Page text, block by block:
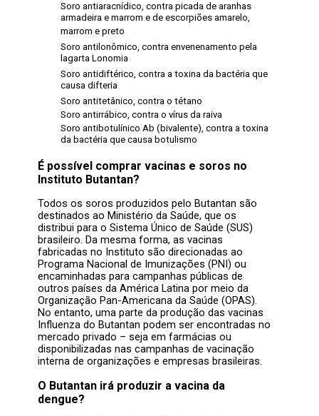
Soro antiaracnídico, contra picada de aranhas
armadeira e marrom e de escorpiões amarelo,
marrom e preto
Soro antilonômico, contra envenenamento pela
lagarta Lonomia
Soro antidiftérico, contra a toxina da bactéria que
causa difteria
Soro antitetânico, contra o tétano
Soro antirrábico, contra o vírus da raiva
Soro antibotulínico Ab (bivalente), contra a toxina
da bactéria que causa botulismo
É possível comprar vacinas e soros no
Instituto Butantan?
Todos os soros produzidos pelo Butantan são
destinados ao Ministério da Saúde, que os
distribui para o Sistema Único de Saúde (SUS)
brasileiro. Da mesma forma, as vacinas
fabricadas no Instituto são direcionadas ao
Programa Nacional de Imunizações (PNI) ou
encaminhadas para campanhas públicas de
outros países da América Latina por meio da
Organização Pan-Americana da Saúde (OPAS).
No entanto, uma parte da produção das vacinas
Influenza do Butantan podem ser encontradas no
mercado privado – seja em farmácias ou
disponibilizadas nas campanhas de vacinação
interna de organizações e empresas brasileiras.
O Butantan irá produzir a vacina da
dengue?